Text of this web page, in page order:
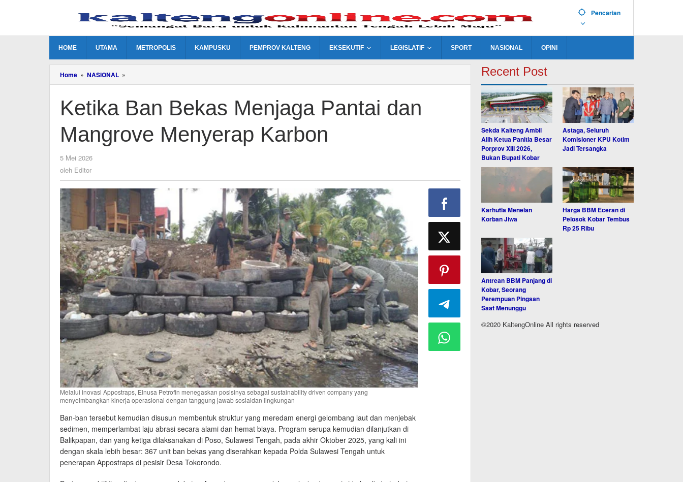
Pencarian
HOME UTAMA METROPOLIS KAMPUSKU PEMPROV KALTENG EKSEKUTIF LEGISLATIF SPORT NASIONAL OPINI
Home » NASIONAL »
Ban
Menjaga
Pantai
Mangrove
Menyerap
Ketika Ban Bekas Menjaga Pantai dan
Mangrove Menyerap Karbon
5 Mei 2026
oleh Editor
Melalui inovasi Appostraps, Elnusa Petrofin menegaskan posisinya sebagai sustainability driven company yang
menyeimbangkan kinerja operasional dengan tanggung jawab sosialdan lingkungan
Ban-ban tersebut kemudian disusun membentuk struktur yang meredam energi gelombang laut dan menjebak
sedimen, memperlambat laju abrasi secara alami dan hemat biaya. Program serupa kemudian dilanjutkan di
Balikpapan, dan yang ketiga dilaksanakan di Poso, Sulawesi Tengah, pada akhir Oktober 2025, yang kali ini
dengan skala lebih besar: 367 unit ban bekas yang diserahkan kepada Polda Sulawesi Tengah untuk
penerapan Appostraps di pesisir Desa Tokorondo.
Recent Post
Sekda Kalteng Ambil
Alih Ketua Panitia Besar
Porprov XIII 2026,
Bukan Bupati Kobar
Astaga, Seluruh
Komisioner KPU Kotim
Jadi Tersangka
Karhutla Menelan
Korban Jiwa
Harga BBM Eceran di
Pelosok Kobar Tembus
Rp 25 Ribu
Antrean BBM Panjang di
Kobar, Seorang
Perempuan Pingsan
Saat Menunggu
©2020 KaltengOnline All rights reserved